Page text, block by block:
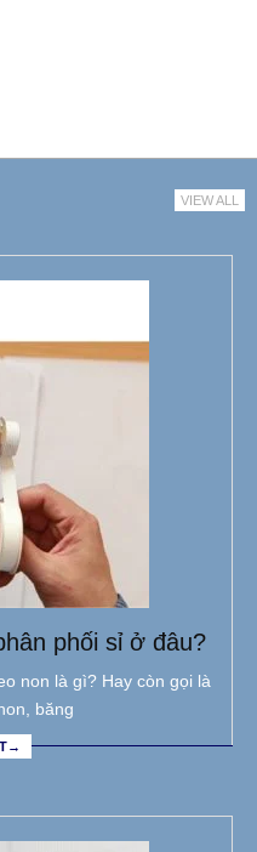
VIEW ALL
phối sỉ ở đâu?
non là gì? Hay còn gọi là
băng